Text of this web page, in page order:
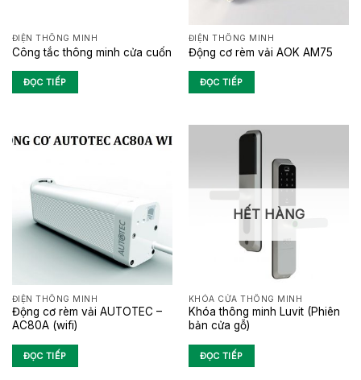
ĐIỆN THÔNG MINH
Công tắc thông minh cửa cuốn
ĐỌC TIẾP
ĐIỆN THÔNG MINH
Động cơ rèm vải AOK AM75
ĐỌC TIẾP
ĐIỆN THÔNG MINH
Động cơ rèm vải AUTOTEC –
AC80A (wifi)
ĐỌC TIẾP
HẾT HÀNG
KHÓA CỬA THÔNG MINH
Khóa thông minh Luvit (Phiên
bản cửa gỗ)
ĐỌC TIẾP